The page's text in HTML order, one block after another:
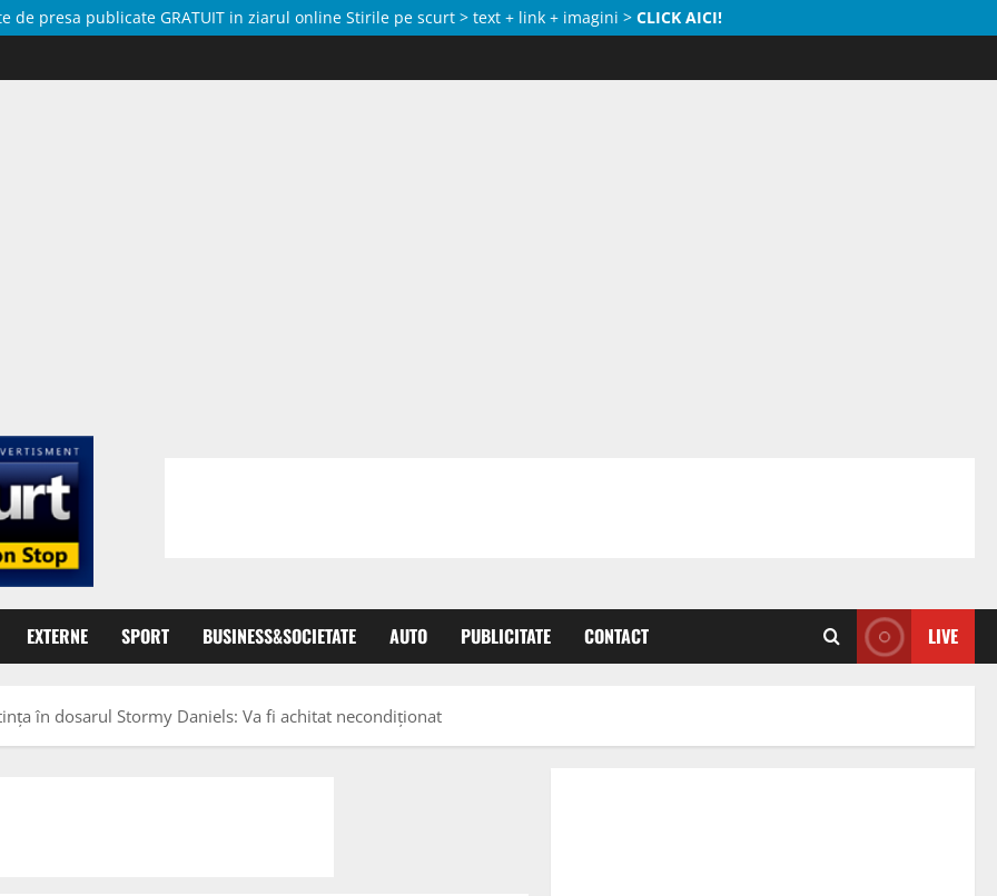
de presa publicate GRATUIT in ziarul online Stirile pe scurt > text + link + imagini > CLICK AICI!
EXTERNE SPORT BUSINESS&SOCIETATE AUTO PUBLICITATE CONTACT LIVE
în dosarul Stormy Daniels: Va fi achitat necondiţionat